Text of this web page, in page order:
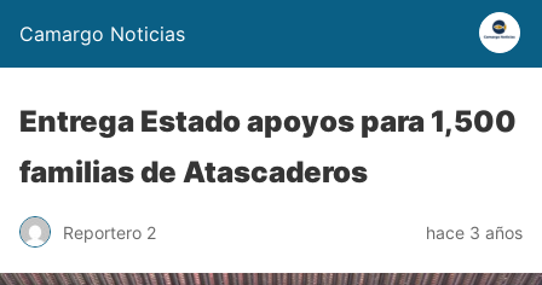
Camargo Noticias
Entrega Estado apoyos para 1,500
familias de Atascaderos
Reportero 2 hace 3 años